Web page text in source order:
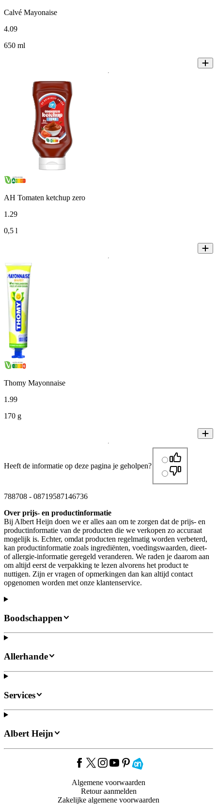
Calvé Mayonaise
4.09
650 ml
AH Tomaten ketchup zero
1 .29
0,5 l
Thomy Mayonnaise
1 .99
170 g
Heeft de informatie op deze pagina je geholpen?
788708 - 08719587146736
Over prijs- en productinformatie
Bij Albert Heijn doen we er alles aan om te zorgen dat de prijs- en
productinformatie van de producten die we verkopen zo accuraat
mogelijk is. Echter, omdat producten regelmatig worden verbeterd,
kan productinformatie zoals ingrediënten, voedingswaarden, dieet-
of allergie-informatie geregeld veranderen. We raden je daarom aan
om altijd eerst de verpakking te lezen alvorens het product te
nuttigen. Zijn er vragen of opmerkingen dan kan altijd contact
opgenomen worden met onze klantenservice.
Boodschappen
Allerhande
Services
Albert Heijn
Algemene voorwaarden
Retour aanmelden
Zakelijke algemene voorwaarden